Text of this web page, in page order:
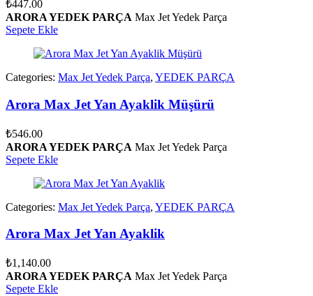
₺447.00
ARORA YEDEK PARÇA Max Jet Yedek Parça
Sepete Ekle
Categories: Max Jet Yedek Parça, YEDEK PARÇA
Arora Max Jet Yan Ayaklik Müşürü
₺546.00
ARORA YEDEK PARÇA Max Jet Yedek Parça
Sepete Ekle
Categories: Max Jet Yedek Parça, YEDEK PARÇA
Arora Max Jet Yan Ayaklik
₺1,140.00
ARORA YEDEK PARÇA Max Jet Yedek Parça
Sepete Ekle